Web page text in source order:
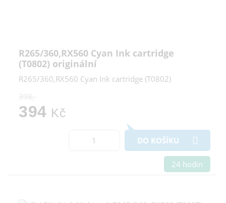
R265/360,RX560 Cyan Ink cartridge
(T0802) originální
R265/360,RX560 Cyan Ink cartridge (T0802)
398,-
394 Kč
DO KOŠÍKU
24 hodin